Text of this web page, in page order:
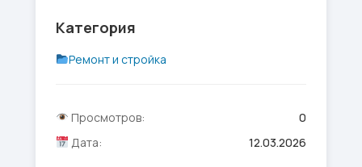
Категория
Ремонт и стройка
Просмотров:
0
Дата:
12.03.2026